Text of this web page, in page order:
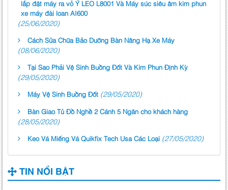
lắp đặt máy ra vỏ Ý LEO L8001 Và Máy súc siêu âm kim phun
xe máy đài loan AI600
(25/06/2020)
Cách Sửa Chữa Bảo Dưỡng Bàn Nâng Hạ Xe Máy
(08/06/2020)
Tại Sao Phải Vệ Sinh Buồng Đốt Và Kim Phun Định Kỳ
(29/05/2020)
Máy Vệ Sinh Buồng Đốt (29/05/2020)
Bàn Giao Tủ Đồ Nghề 2 Cánh 5 Ngăn cho khách hàng
(28/05/2020)
Keo Vá Miếng Vá Quikfix Tech Usa Các Loại (27/05/2020)
TIN NỔI BẬT